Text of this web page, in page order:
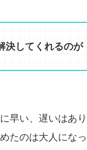
決してくれるの
早い、遅いはあり
たのは大人になっ